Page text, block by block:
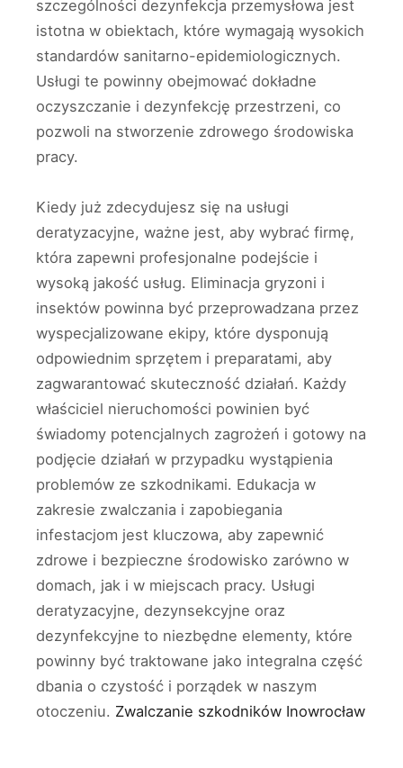
szczególności dezynfekcja przemysłowa jest
istotna w obiektach, które wymagają wysokich
standardów sanitarno-epidemiologicznych.
Usługi te powinny obejmować dokładne
oczyszczanie i dezynfekcję przestrzeni, co
pozwoli na stworzenie zdrowego środowiska
pracy.
Kiedy już zdecydujesz się na usługi
deratyzacyjne, ważne jest, aby wybrać firmę,
która zapewni profesjonalne podejście i
wysoką jakość usług. Eliminacja gryzoni i
insektów powinna być przeprowadzana przez
wyspecjalizowane ekipy, które dysponują
odpowiednim sprzętem i preparatami, aby
zagwarantować skuteczność działań. Każdy
właściciel nieruchomości powinien być
świadomy potencjalnych zagrożeń i gotowy na
podjęcie działań w przypadku wystąpienia
problemów ze szkodnikami. Edukacja w
zakresie zwalczania i zapobiegania
infestacjom jest kluczowa, aby zapewnić
zdrowe i bezpieczne środowisko zarówno w
domach, jak i w miejscach pracy. Usługi
deratyzacyjne, dezynsekcyjne oraz
dezynfekcyjne to niezbędne elementy, które
powinny być traktowane jako integralna część
dbania o czystość i porządek w naszym
otoczeniu. Zwalczanie szkodników Inowrocław